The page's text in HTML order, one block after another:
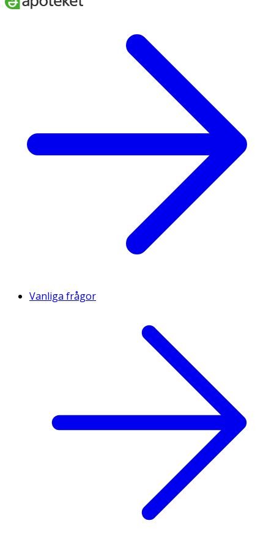
EU-ekologisktEU-ekologiskt
Per 100 gram Per 100 ml (13g)
280kj/70kcal
Fett, varav 27 g 3.5 g
1.1 g
5.7 g
- dokosahexaensyra
(DHA)
102 mg
0.07 g
0.06 g
Kolhydrat, varav 56 g 7.3 g
6.6 g
Vanliga frågor